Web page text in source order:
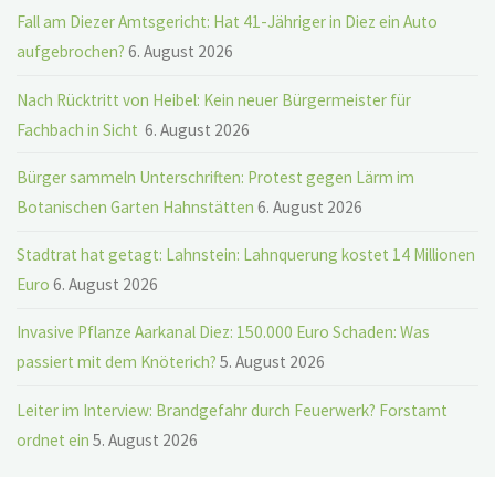
Fall am Diezer Amtsgericht: Hat 41-Jähriger in Diez ein Auto
aufgebrochen? 6. August 2026
Nach Rücktritt von Heibel: Kein neuer Bürgermeister für
Fachbach in Sicht 6. August 2026
Bürger sammeln Unterschriften: Protest gegen Lärm im
Botanischen Garten Hahnstätten 6. August 2026
Stadtrat hat getagt: Lahnstein: Lahnquerung kostet 14 Millionen
Euro 6. August 2026
Invasive Pflanze Aarkanal Diez: 150.000 Euro Schaden: Was
passiert mit dem Knöterich? 5. August 2026
Leiter im Interview: Brandgefahr durch Feuerwerk? Forstamt
ordnet ein 5. August 2026